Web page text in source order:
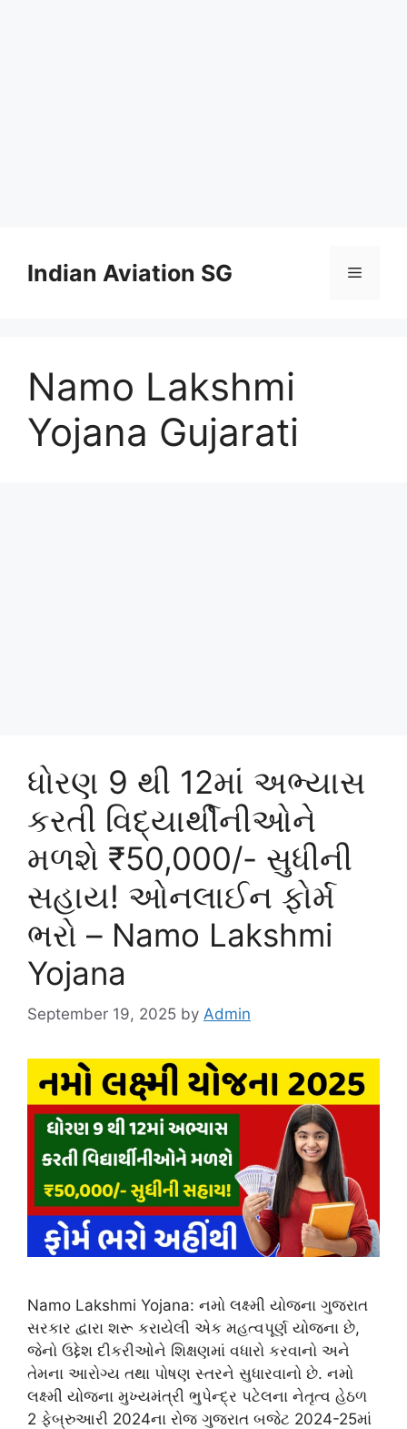
contentIndian Aviation SG Menu
Namo Lakshmi
Yojana Gujarati
ધોરણ 9 થી 12માં અભ્યાસ
કરતી વિદ્યાર્થીનીઓને
મળશે ₹50,000/- સુધીની
સહાય! ઓનલાઈન ફોર્મ
ભરો – Namo Lakshmi
Yojana
September 19, 2025 by Admin
Namo Lakshmi Yojana: નમો લક્ષ્મી યોજના ગુજરાત
સરકાર દ્વારા શરૂ કરાયેલી એક મહત્વપૂર્ણ યોજના છે,
જેનો ઉદ્દેશ દીકરીઓને શિક્ષણમાં વધારો કરવાનો અને
તેમના આરોગ્ય તથા પોષણ સ્તરને સુધારવાનો છે. નમો
લક્ષ્મી યોજના મુખ્યમંત્રી ભુપેન્દ્ર પટેલના નેતૃત્વ હેઠળ
2 ફેબ્રુઆરી 2024ના રોજ ગુજરાત બજેટ 2024-25માં